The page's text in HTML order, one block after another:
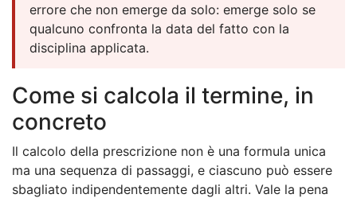
errore che non emerge da solo: emerge solo se
qualcuno confronta la data del fatto con la
disciplina applicata.
Come si calcola il termine, in
concreto
Il calcolo della prescrizione non è una formula unica
ma una sequenza di passaggi, e ciascuno può essere
sbagliato indipendentemente dagli altri. Vale la pena